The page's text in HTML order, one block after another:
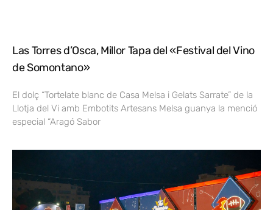
Las Torres d’Osca, Millor Tapa del «Festival del Vino
de Somontano»
El dolç “Tortelate blanc de Casa Melsa i Gelats Sarrate” de la
Llotja del Vi amb Embotits Artesans Melsa guanya la menció
especial “Aragó Sabor